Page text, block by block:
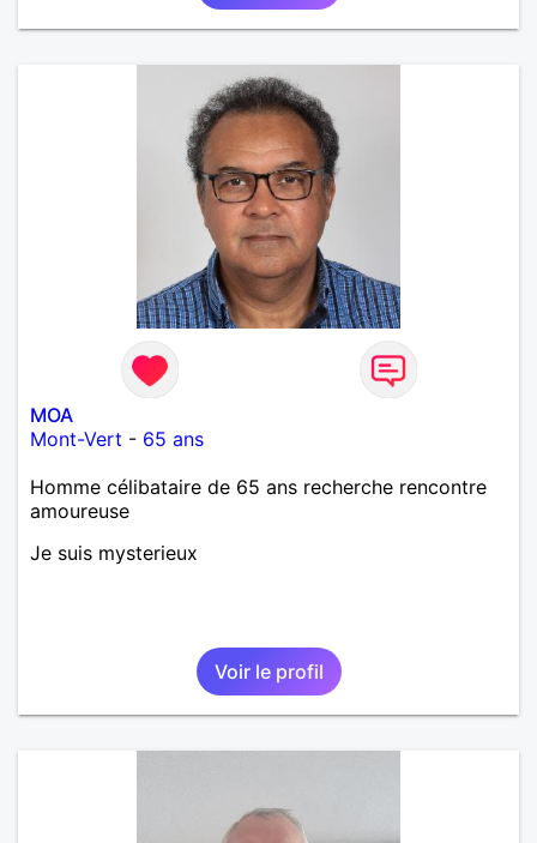
MOA
Mont-Vert - 65 ans
Homme célibataire de 65 ans recherche rencontre
amoureuse
Je suis mysterieux
Voir le profil